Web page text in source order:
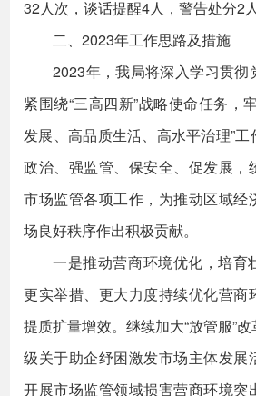
32人次，谈话提醒4人，警告处分2
二、2023年工作思路及措施
2023年，我局将深入学习贯彻
紧围绕“三高四新”战略使命任务，
发展、高品质生活、高水平治理”
政治、强监管、保安全、促发展，
市场监管各项工作，为推动区域经
场良好秩序作出积极贡献。
一是推动营商环境优化，培育
更实举措、更大力度持续优化营商
提质扩量增效。继续加大“放管服”
级关于助企纾困激发市场主体发展
开展市场监管领域损害营商环境突